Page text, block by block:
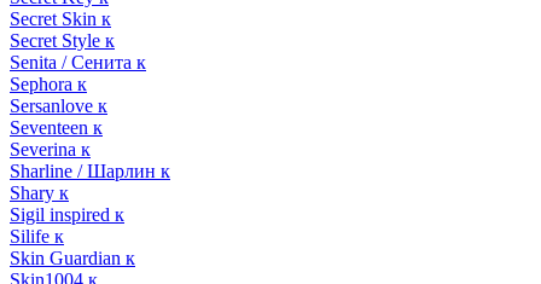
Secret Skin к
Secret Style к
Senita / Сенита к
Sephora к
Sersanlove к
Seventeen к
Severina к
Sharline / Шарлин к
Shary к
Sigil inspired к
Silife к
Skin Guardian к
Skin1004 к